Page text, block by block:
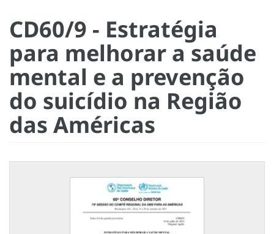
CD60/9 - Estratégia
para melhorar a saúde
mental e a prevenção
do suicídio na Região
das Américas